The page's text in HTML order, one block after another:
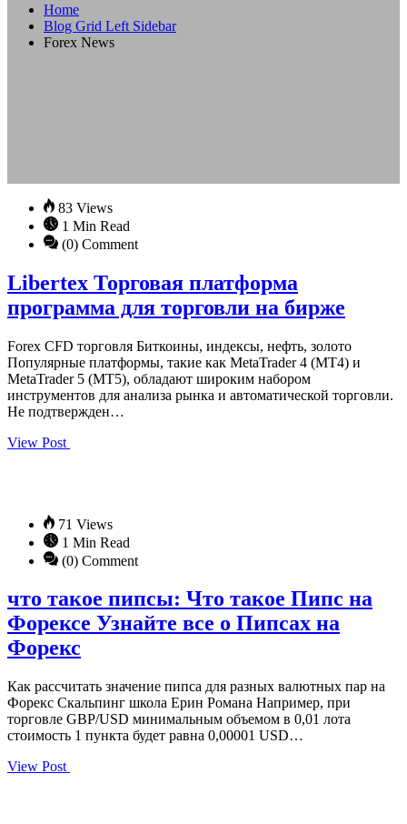
Home
Blog Grid Left Sidebar
Forex News
83 Views
1 Min Read
(0) Comment
Libertex Торговая платформа
программа для торговли на бирже
Forex CFD торговля Биткоины, индексы, нефть, золото
Популярные платформы, такие как MetaTrader 4 (MT4) и
MetaTrader 5 (MT5), обладают широким набором
инструментов для анализа рынка и автоматической торговли.
Не подтвержден…
View Post
71 Views
1 Min Read
(0) Comment
что такое пипсы: Что такое Пипс на
Форексе Узнайте все о Пипсах на
Форекс
Как рассчитать значение пипса для разных валютных пар на
Форекс Скальпинг школа Ерин Романа Например, при
торговле GBP/USD минимальным объемом в 0,01 лота
стоимость 1 пункта будет равна 0,00001 USD…
View Post